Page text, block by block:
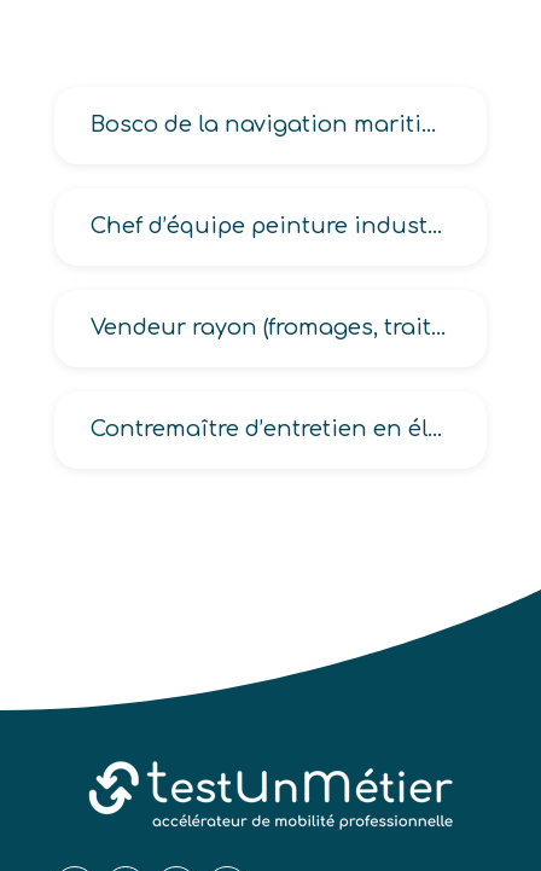
Bosco de la navigation maritime
Chef d’équipe peinture industrielle
Vendeur rayon (fromages, traiteur)
Contremaître d’entretien en électricité